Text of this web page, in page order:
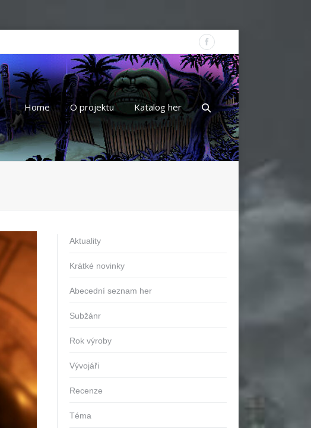
Home O projektu Katalog her
Aktuality
Krátké novinky
Abecední seznam her
Subžánr
Rok výroby
Vývojáři
Recenze
Téma